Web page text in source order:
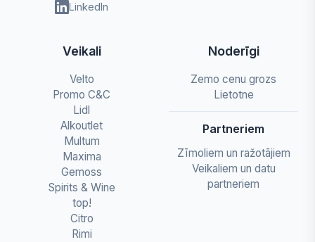
LinkedIn
Veikali
Velto
Promo C&C
Lidl
Alkoutlet
Multum
Maxima
Gemoss
Spirits & Wine
top!
Citro
Rimi
Noderīgi
Zemo cenu grozs
Lietotne
Partneriem
Zīmoliem un ražotājiem
Veikaliem un datu
partneriem